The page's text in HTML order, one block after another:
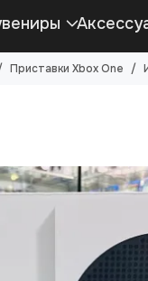
Приставки Xbox One